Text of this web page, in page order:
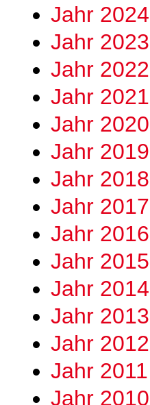
Jahr 2024
Jahr 2023
Jahr 2022
Jahr 2021
Jahr 2020
Jahr 2019
Jahr 2018
Jahr 2017
Jahr 2016
Jahr 2015
Jahr 2014
Jahr 2013
Jahr 2012
Jahr 2011
Jahr 2010